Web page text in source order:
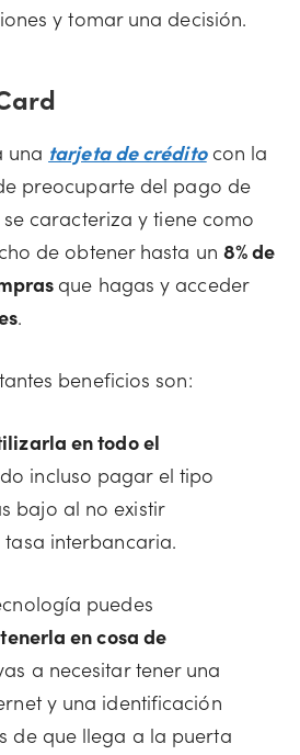
y tomar una decisión.
una tarjeta de créditocon la
preocuparte del pago de
caracteriza y tiene como
de obtener hasta un 8% de
que hagas y acceder
.
beneficios son:
en todo el
incluso pagar el tipo
bajo al no existir
interbancaria.
puedes
en cosa de
a necesitar tener una
y una identificación
de que llega a la puerta